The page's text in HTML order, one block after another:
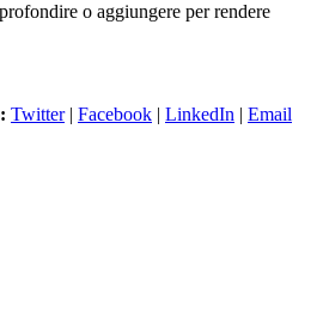
o aggiungere per rendere
Twitter| Facebook | LinkedIn | Email